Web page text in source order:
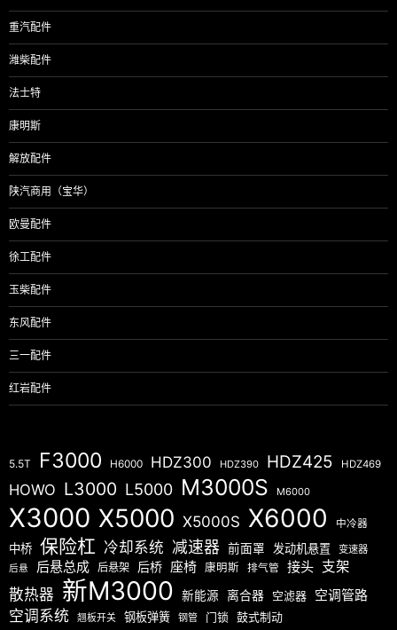
重汽配件
潍柴配件
法士特
康明斯
解放配件
陕汽商用（宝华）
欧曼配件
徐工配件
玉柴配件
东风配件
三一配件
红岩配件
5.5T F3000 H6000 HDZ300 HDZ390 HDZ425 HDZ469
HOWO L3000 L5000 M3000S M6000
X3000 X5000 X5000S X6000 中冷器
中桥 保险杠 冷却系统 减速器 前面罩 发动机悬置 变速器
后悬 后悬总成 后悬架 后桥 座椅 康明斯 排气管 接头 支架
散热器 新M3000 新能源 离合器 空滤器 空调管路
空调系统 翘板开关 钢板弹簧 钢管 门锁 鼓式制动